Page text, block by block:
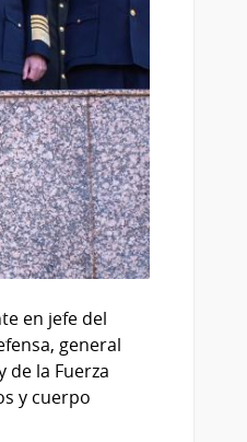
en jefe del
general
de la Fuerza
y cuerpo